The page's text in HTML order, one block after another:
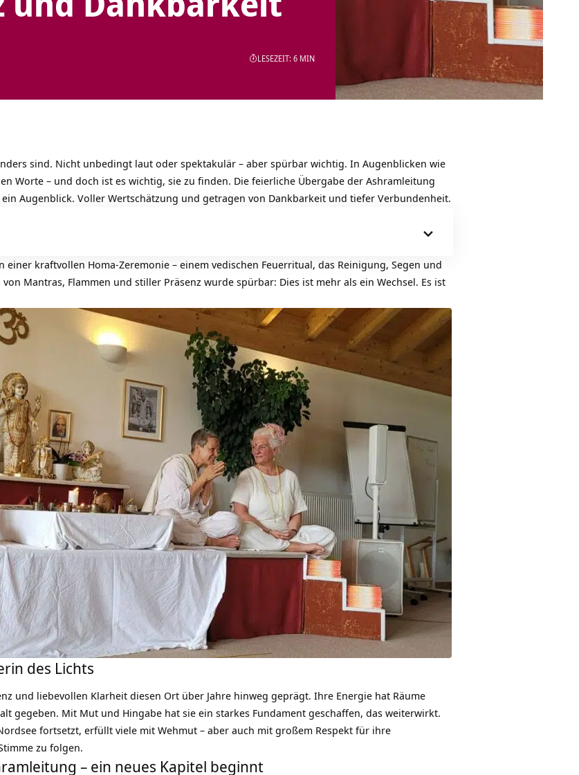
LESEZEIT: 6 MIN
sind. Nicht unbedingt laut oder spektakulär – aber spürbar wichtig. In Augenblicken wie
Worte – und doch ist es wichtig, sie zu finden. Die feierliche Übergabe der Ashramleitung
Augenblick. Voller Wertschätzung und getragen von Dankbarkeit und tiefer Verbundenheit.
einer kraftvollen Homa-Zeremonie – einem vedischen Feuerritual, das Reinigung, Segen und
Mantras, Flammen und stiller Präsenz wurde spürbar: Dies ist mehr als ein Wechsel. Es ist
des Lichts
und liebevollen Klarheit diesen Ort über Jahre hinweg geprägt. Ihre Energie hat Räume
gegeben. Mit Mut und Hingabe hat sie ein starkes Fundament geschaffen, das weiterwirkt.
fortsetzt, erfüllt viele mit Wehmut – aber auch mit großem Respekt für ihre
zu folgen.
– ein neues Kapitel beginnt